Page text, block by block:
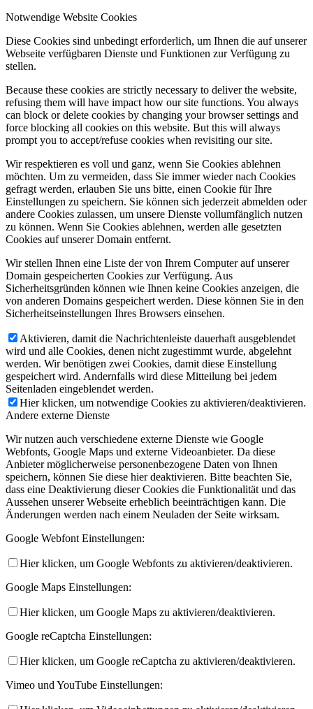
Notwendige Website Cookies
Diese Cookies sind unbedingt erforderlich, um Ihnen die auf unserer
Webseite verfügbaren Dienste und Funktionen zur Verfügung zu
stellen.
Because these cookies are strictly necessary to deliver the website,
refusing them will have impact how our site functions. You always
can block or delete cookies by changing your browser settings and
force blocking all cookies on this website. But this will always
prompt you to accept/refuse cookies when revisiting our site.
Wir respektieren es voll und ganz, wenn Sie Cookies ablehnen
möchten. Um zu vermeiden, dass Sie immer wieder nach Cookies
gefragt werden, erlauben Sie uns bitte, einen Cookie für Ihre
Einstellungen zu speichern. Sie können sich jederzeit abmelden oder
andere Cookies zulassen, um unsere Dienste vollumfänglich nutzen
zu können. Wenn Sie Cookies ablehnen, werden alle gesetzten
Cookies auf unserer Domain entfernt.
Wir stellen Ihnen eine Liste der von Ihrem Computer auf unserer
Domain gespeicherten Cookies zur Verfügung. Aus
Sicherheitsgründen können wie Ihnen keine Cookies anzeigen, die
von anderen Domains gespeichert werden. Diese können Sie in den
Sicherheitseinstellungen Ihres Browsers einsehen.
Aktivieren, damit die Nachrichtenleiste dauerhaft ausgeblendet
wird und alle Cookies, denen nicht zugestimmt wurde, abgelehnt
werden. Wir benötigen zwei Cookies, damit diese Einstellung
gespeichert wird. Andernfalls wird diese Mitteilung bei jedem
Seitenladen eingeblendet werden.
Hier klicken, um notwendige Cookies zu aktivieren/deaktivieren.
Andere externe Dienste
Wir nutzen auch verschiedene externe Dienste wie Google
Webfonts, Google Maps und externe Videoanbieter. Da diese
Anbieter möglicherweise personenbezogene Daten von Ihnen
speichern, können Sie diese hier deaktivieren. Bitte beachten Sie,
dass eine Deaktivierung dieser Cookies die Funktionalität und das
Aussehen unserer Webseite erheblich beeinträchtigen kann. Die
Änderungen werden nach einem Neuladen der Seite wirksam.
Google Webfont Einstellungen:
Hier klicken, um Google Webfonts zu aktivieren/deaktivieren.
Google Maps Einstellungen:
Hier klicken, um Google Maps zu aktivieren/deaktivieren.
Google reCaptcha Einstellungen:
Hier klicken, um Google reCaptcha zu aktivieren/deaktivieren.
Vimeo und YouTube Einstellungen: